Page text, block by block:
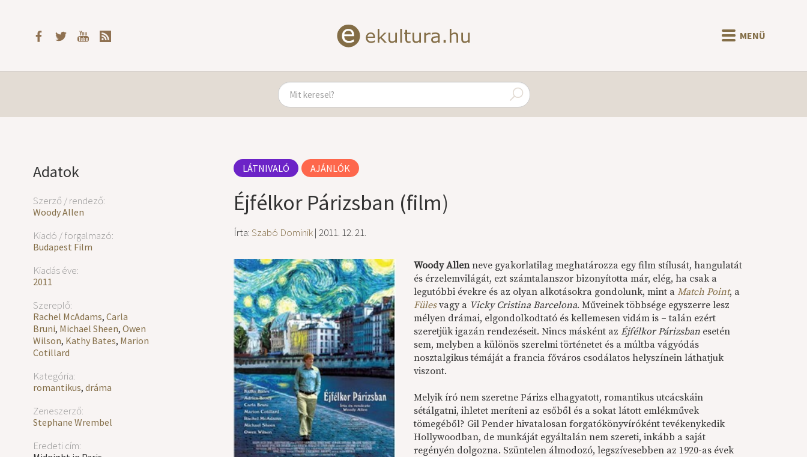
MENÜ
Adatok
Szerző / rendező:
Woody Allen
Kiadó / forgalmazó:
Budapest Film
Kiadás éve:
2011
Szereplő:
Rachel McAdams, Carla
Bruni, Michael Sheen, Owen
Wilson, Kathy Bates, Marion
Cotillard
Kategória:
romantikus, dráma
Zeneszerző:
Stephane Wrembel
Eredeti cím:
LÁTNIVALÓ AJÁNLÓK
Éjfélkor Párizsban (film)
Írta:Szabó Dominik| 2011. 12. 21.
Woody Allenneve gyakorlatilag meghatározza egy film stílusát, hangulatát
és érzelemvilágát, ezt számtalanszor bizonyította már, elég, ha csak a
legutóbbi évekre és az olyan alkotásokra gondolunk, mint aMatch Point, a
Füles vagy a Vicky Cristina Barcelona. Műveinek többsége egyszerre lesz
mélyen drámai, elgondolkodtató és kellemesen vidám is – talán ezért
szeretjük igazán rendezéseit. Nincs másként azÉjfélkor Párizsban esetén
sem, melyben a különös szerelmi történetet és a múltba vágyódás
nosztalgikus témáját a francia főváros csodálatos helyszínein láthatjuk
viszont.
Melyik író nem szeretne Párizs elhagyatott, romantikus utcácskáin
sétálgatni, ihletet meríteni az esőből és a sokat látott emlékművek
tömegéből? Gil Pender hivatalosan forgatókönyvíróként tevékenykedik
Hollywoodban, de munkáját egyáltalán nem szereti, inkább a saját
regényén dolgozna. Szüntelen álmodozó, legszívesebben az 1920-as évek